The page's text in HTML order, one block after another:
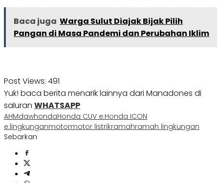
Baca juga Warga Sulut Diajak Bijak Pilih
Pangan di Masa Pandemi dan Perubahan Iklim
Post Views: 491
Yuk! baca berita menarik lainnya dari Manadones di
saluran WHATSAPP
AHMdawhondaHonda CUV e:Honda ICON
e:lingkunganmotormotor listrikramahramah lingkungan
Sebarkan